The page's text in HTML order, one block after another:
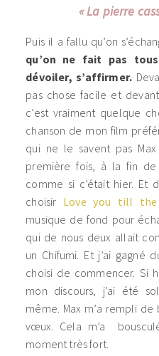
« La pierre
Puis il a fallu qu’on
qu’on ne fait pas
dévoiler, s’affirmer.
pas chose facile et
c’est vraiment quelque
chanson de mon film
qui ne le savent pas
première fois, à la fin de
comme si c’était hier. Et
choisir Love you till the
musique de fond pour
qui de nous deux allait
un Chifumi. Et j’ai gagné
choisi de commencer. Si
mon discours, j’ai été
même. Max m’a rempli
vœux. Cela m’a
moment très fort.